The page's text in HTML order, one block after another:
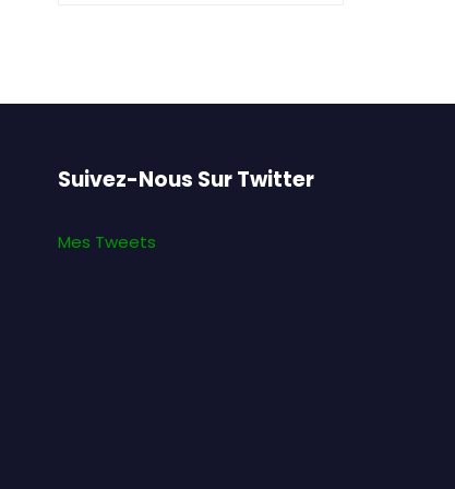
Suivez-Nous Sur Twitter
Mes Tweets